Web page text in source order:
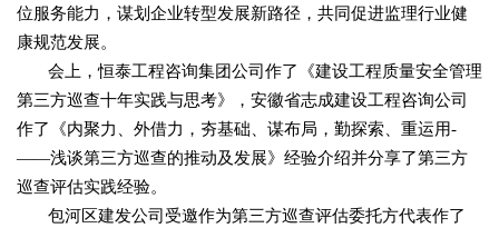
位服务能力，谋划企业转型发展新路径，共同促进监理行业健
康规范发展。
会上，恒泰工程咨询集团公司作了《建设工程质量安全管理
第三方巡查十年实践与思考》，安徽省志成建设工程咨询公司
作了《内聚力、外借力，夯基础、谋布局，勤探索、重运用­­­
——浅谈第三方巡查的推动及发展》经验介绍并分享了第三方
巡查评估实践经验。
包河区建发公司受邀作为第三方巡查评估委托方代表作了